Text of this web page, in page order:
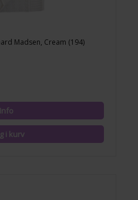
Madsen, Cream (194)